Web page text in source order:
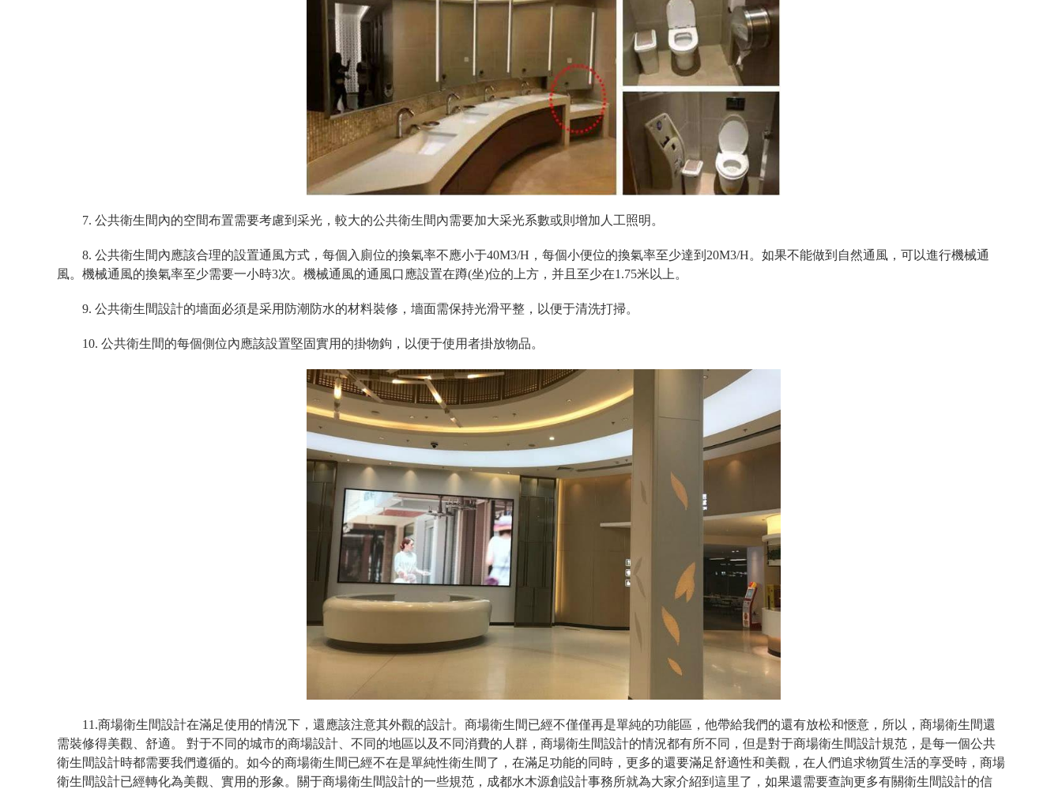
7. 公共衛生間內的空間布置需要考慮到采光，較大的公共衛生間內需要加大采光系數或則增加人工照明。
8. 公共衛生間內應該合理的設置通風方式，每個入廁位的換氣率不應小于40M3/H，每個小便位的換氣率至少達到20M3/H。如果不能做到自然通風，可以進行機械通
風。機械通風的換氣率至少需要一小時3次。機械通風的通風口應設置在蹲(坐)位的上方，并且至少在1.75米以上。
9. 公共衛生間設計的墻面必須是采用防潮防水的材料裝修，墻面需保持光滑平整，以便于清洗打掃。
10. 公共衛生間的每個側位內應該設置堅固實用的掛物鉤，以便于使用者掛放物品。
11.商場衛生間設計在滿足使用的情況下，還應該注意其外觀的設計。商場衛生間已經不僅僅再是單純的功能區，他帶給我們的還有放松和愜意，所以，商場衛生間還
需裝修得美觀、舒適。 對于不同的城市的商場設計、不同的地區以及不同消費的人群，商場衛生間設計的情況都有所不同，但是對于商場衛生間設計規范，是每一個公共
衛生間設計時都需要我們遵循的。如今的商場衛生間已經不在是單純性衛生間了，在滿足功能的同時，更多的還要滿足舒適性和美觀，在人們追求物質生活的享受時，商場
衛生間設計已經轉化為美觀、實用的形象。關于商場衛生間設計的一些規范，成都水木源創設計事務所就為大家介紹到這里了，如果還需要查詢更多有關衛生間設計的信